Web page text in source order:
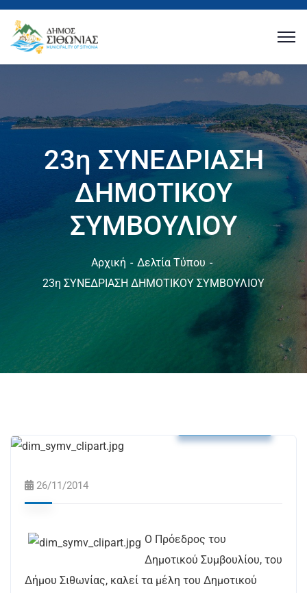
23η ΣΥΝΕΔΡΙΑΣΗ
ΔΗΜΟΤΙΚΟΥ
ΣΥΜΒΟΥΛΙΟΥ
Αρχική
Δελτία Τύπου
23η ΣΥΝΕΔΡΙΑΣΗ ΔΗΜΟΤΙΚΟΥ ΣΥΜΒΟΥΛΙΟΥ
26/11/2014
Ο Πρόεδρος του
Δημοτικού Συμβουλίου, του
Δήμου Σιθωνίας, καλεί τα μέλη του Δημοτικού